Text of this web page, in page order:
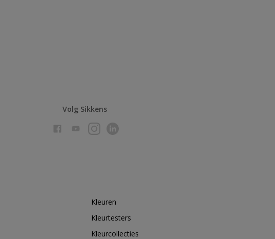
Volg Sikkens
Kleuren
Kleurtesters
Kleurcollecties